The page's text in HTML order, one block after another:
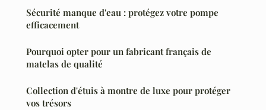
Sécurité manque d'eau : protégez votre pompe
efficacement
Pourquoi opter pour un fabricant français de
matelas de qualité
Collection d'étuis à montre de luxe pour protéger
vos trésors